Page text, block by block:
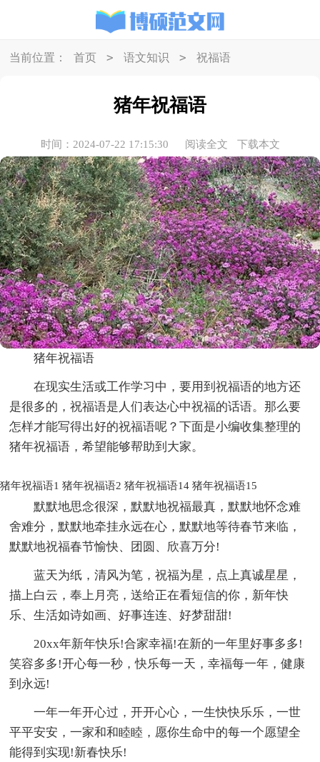
当前位置： 首页 > 语文知识 > 祝福语
猪年祝福语
时间：2024-07-22 17:15:30 阅读全文 下载本文
猪年祝福语
在现实生活或工作学习中，要用到祝福语的地方还
是很多的，祝福语是人们表达心中祝福的话语。那么要
怎样才能写得出好的祝福语呢？下面是小编收集整理的
猪年祝福语，希望能够帮助到大家。
猪年祝福语1
默默地思念很深，默默地祝福最真，默默地怀念难
舍难分，默默地牵挂永远在心，默默地等待春节来临，
默默地祝福春节愉快、团圆、欣喜万分!
蓝天为纸，清风为笔，祝福为星，点上真诚星星，
描上白云，奉上月亮，送给正在看短信的你，新年快
乐、生活如诗如画、好事连连、好梦甜甜!
20xx年新年快乐!合家幸福!在新的一年里好事多多!
笑容多多!开心每一秒，快乐每一天，幸福每一年，健康
到永远!
一年一年开心过，开开心心，一生快快乐乐，一世
平平安安，一家和和睦睦，愿你生命中的每一个愿望全
能得到实现!新春快乐!
猪年祝福语2 猪年祝福语14 猪年祝福语15